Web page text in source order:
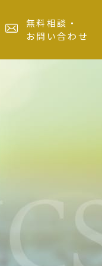
無料相談・
お問い合わせ